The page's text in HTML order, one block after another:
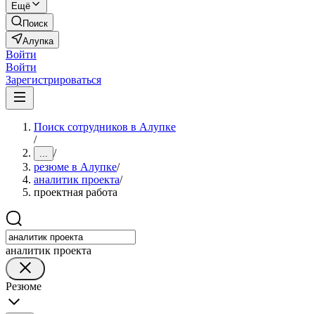
Ещё
Поиск
Алупка
Войти
Войти
Зарегистрироваться
Поиск сотрудников в Алупке
/
... /
резюме в Алупке/
аналитик проекта/
проектная работа
аналитик проекта
Резюме